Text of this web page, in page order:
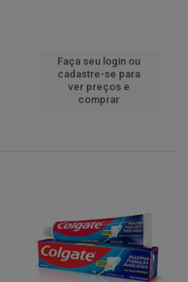
Faça seu login ou
cadastre-se para
ver preços e
comprar